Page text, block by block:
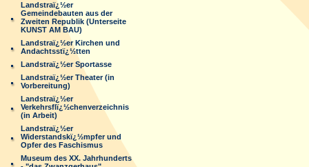
Landstraï¿½er
Gemeindebauten aus der
Zweiten Republik (Unterseite
KUNST AM BAU)
Landstraï¿½er Kirchen und
Andachtsstï¿½tten
Landstraï¿½er Sportasse
Landstraï¿½er Theater (in
Vorbereitung)
Landstraï¿½er
Verkehrsflï¿½chenverzeichnis
(in Arbeit)
Landstraï¿½er
Widerstandskï¿½mpfer und
Opfer des Faschismus
Museum des XX. Jahrhunderts